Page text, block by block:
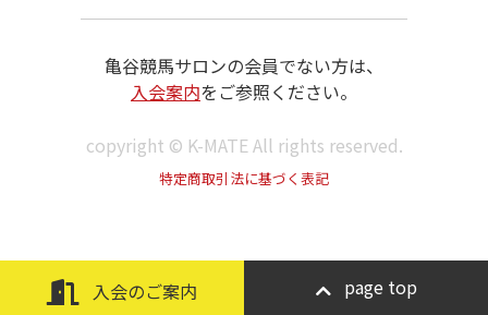
亀谷競馬サロンの会員でない方は、
入会案内をご参照ください。
copyright © K-MATE All rights reserved.
特定商取引法に基づく表記
入会のご案内 page top